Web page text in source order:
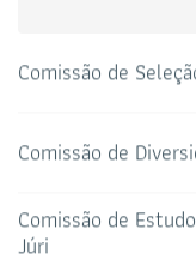
69 3217-2099
TELEFONE
E-MAIL TRIBUNAL DE
Comissão de
Comissão de
Comissão de
Júri